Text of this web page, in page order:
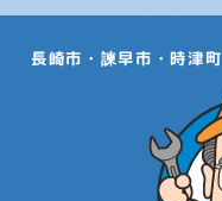
長崎市・諫早市・時津